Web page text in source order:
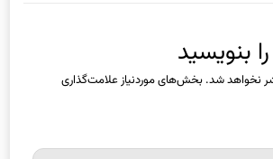
بنویسید
نخواهد شد. بخش‌های موردنیاز علامت‌گذاری